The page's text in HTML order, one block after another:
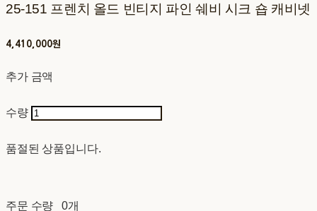
25-151 프렌치 올드 빈티지 파인 쉐비 시크 숍 캐비넷
4,410,000원
추가 금액
수량
품절된 상품입니다.
주문 수량
0개